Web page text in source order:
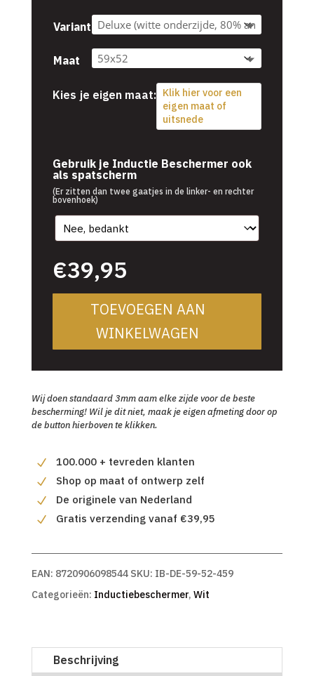
€54,95
Variant
Maat
Kies je eigen maat: Klik hier voor een
eigen maat of
uitsnede
€39,95
Gebruik je Inductie Beschermer ook
als spatscherm
(Er zitten dan twee gaatjes in de linker- en rechter
bovenhoek)
€39,95
TOEVOEGEN AAN
WINKELWAGEN
Wij doen standaard 3mm aam elke zijde voor de beste
bescherming! Wil je dit niet, maak je eigen afmeting door op
de button hierboven te klikken.
100.000 + tevreden klanten
Shop op maat of ontwerp zelf
De originele van Nederland
Gratis verzending vanaf €39,95
EAN: 8720906098544 SKU: IB-DE-59-52-459
Categorieën: Inductiebeschermer, Wit
Beschrijving